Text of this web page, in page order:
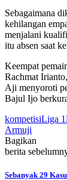
Sebagaimana
kehilangan
menjalani
itu absen saat
Keempat
Rachmat
Aji menyoroti
Bajul Ijo
kompetisiLiga 1
Armuji
Bagikan
berita
Sebanyak 29